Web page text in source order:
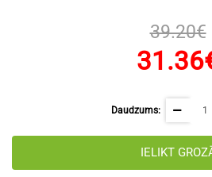
39.20€
Daudzums:
IELIKT